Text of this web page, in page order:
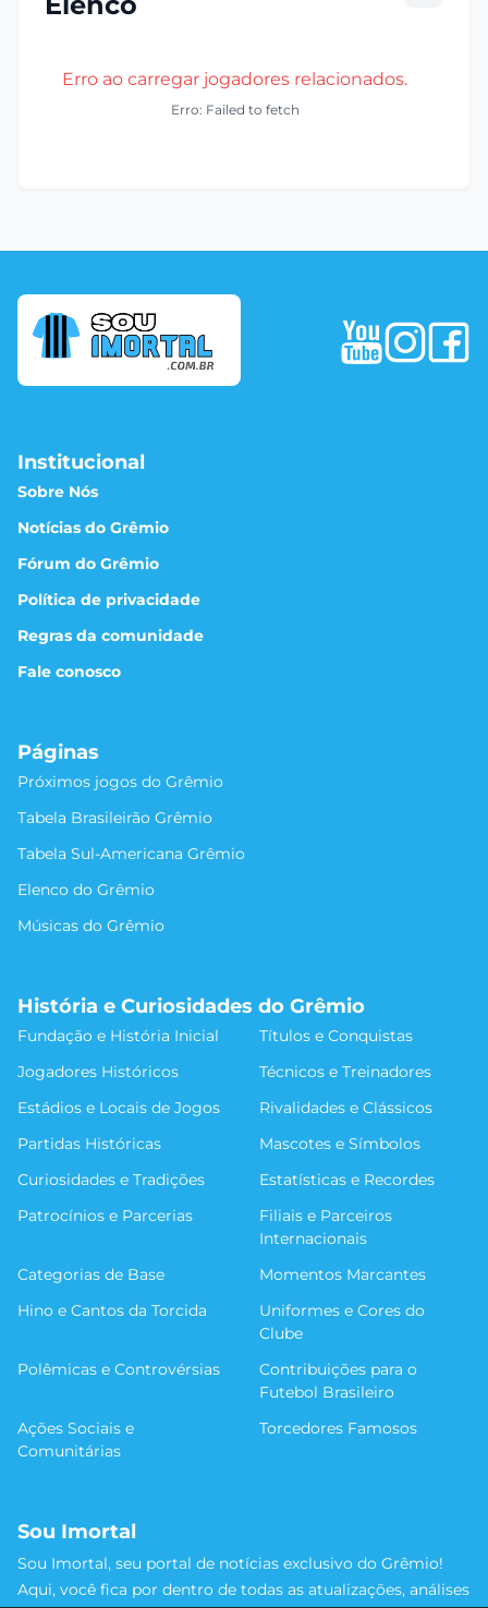
Erro ao carregar jogadores relacionados.
Erro: Failed to fetch
Institucional
Sobre Nós
Notícias do Grêmio
Fórum do Grêmio
Política de privacidade
Regras da comunidade
Fale conosco
Páginas
Próximos jogos do Grêmio
Tabela Brasileirão Grêmio
Tabela Sul-Americana Grêmio
Elenco do Grêmio
Músicas do Grêmio
História e Curiosidades do Grêmio
Fundação e História Inicial
Títulos e Conquistas
Jogadores Históricos
Técnicos e Treinadores
Estádios e Locais de Jogos
Rivalidades e Clássicos
Partidas Históricas
Mascotes e Símbolos
Curiosidades e Tradições
Estatísticas e Recordes
Patrocínios e Parcerias
Filiais e Parceiros
Internacionais
Categorias de Base
Momentos Marcantes
Hino e Cantos da Torcida
Uniformes e Cores do
Clube
Polêmicas e Controvérsias
Contribuições para o
Futebol Brasileiro
Ações Sociais e
Comunitárias
Torcedores Famosos
Sou Imortal
Sou Imortal, seu portal de notícias exclusivo do Grêmio!
Aqui, você fica por dentro de todas as atualizações, análises